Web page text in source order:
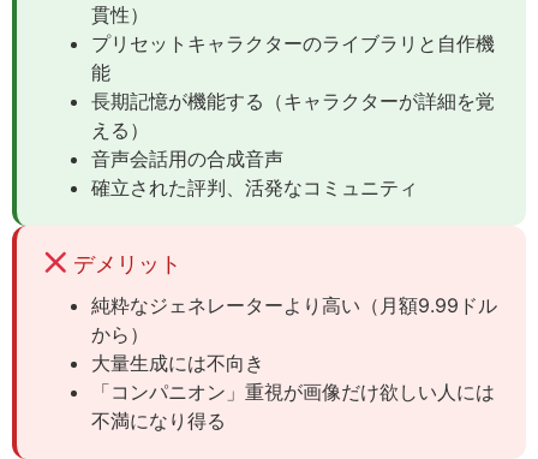
貫性）
プリセットキャラクターのライブラリと自作機
能
長期記憶が機能する（キャラクターが詳細を覚
える）
音声会話用の合成音声
確立された評判、活発なコミュニティ
デメリット
純粋なジェネレーターより高い（月額9.99ドル
から）
大量生成には不向き
「コンパニオン」重視が画像だけ欲しい人には
不満になり得る